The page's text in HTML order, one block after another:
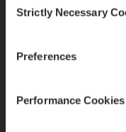
Selection
Strictly Necessary
Preferences
Performance Cookies